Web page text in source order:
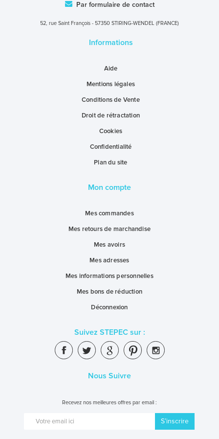
Par formulaire de contact
52, rue Saint François - 57350 STIRING-WENDEL (FRANCE)
Informations
Aide
Mentions légales
Conditions de Vente
Droit de rétractation
Cookies
Confidentialité
Plan du site
Mon compte
Mes commandes
Mes retours de marchandise
Mes avoirs
Mes adresses
Mes informations personnelles
Mes bons de réduction
Déconnexion
Suivez STEPEC sur :
Nous Suivre
Recevez nos meilleures offres par email :
S’inscrire